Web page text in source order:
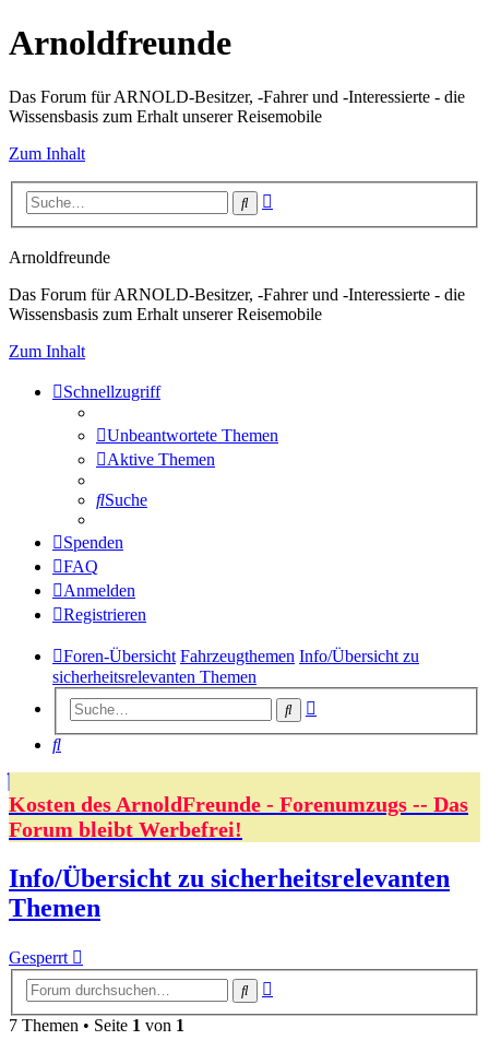
Arnoldfreunde
Das Forum für ARNOLD-Besitzer, -Fahrer und -Interessierte - die
Wissensbasis zum Erhalt unserer Reisemobile
Zum Inhalt
Suche
Arnoldfreunde
Das Forum für ARNOLD-Besitzer, -Fahrer und -Interessierte - die
Wissensbasis zum Erhalt unserer Reisemobile
Zum Inhalt
Schnellzugriff
Unbeantwortete Themen
Aktive Themen
Suche
Spenden
FAQ
Anmelden
Registrieren
Foren-Übersicht Fahrzeugthemen Info/Übersicht zu
sicherheitsrelevanten Themen
Suche
Suche
Kosten des ArnoldFreunde - Forenumzugs -- Das
Forum bleibt Werbefrei!
Info/Übersicht zu sicherheitsrelevanten
Themen
Gesperrt
Suche
7 Themen • Seite 1 von 1